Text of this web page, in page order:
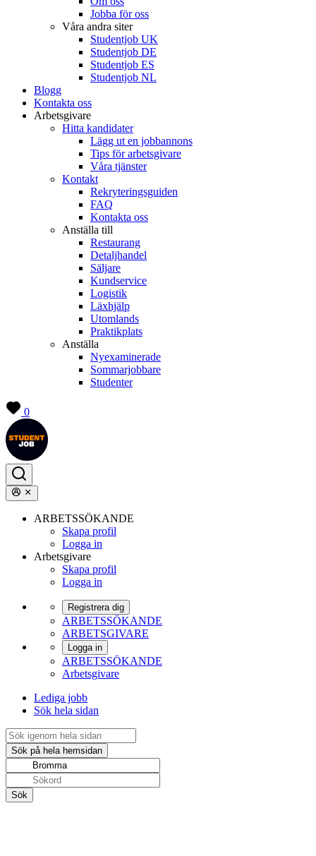
Jobba för oss
Våra andra siter
Studentjob UK
Studentjob DE
Studentjob ES
Studentjob NL
Blogg
Kontakta oss
Arbetsgivare
Hitta kandidater
Lägg ut en jobbannons
Tips för arbetsgivare
Våra tjänster
Kontakt
Rekryteringsguiden
FAQ
Kontakta oss
Anställa till
Restaurang
Detaljhandel
Säljare
Kundservice
Logistik
Läxhjälp
Utomlands
Praktikplats
Anställa
Nyexaminerade
Sommarjobbare
Studenter
0
ARBETSSÖKANDE
Skapa profil
Logga in
Arbetsgivare
Skapa profil
Logga in
Registrera dig
ARBETSSÖKANDE
ARBETSGIVARE
Logga in
ARBETSSÖKANDE
Arbetsgivare
Lediga jobb
Sök hela sidan